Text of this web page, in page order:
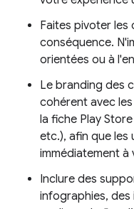
Faites pivoter les
conséquence.
orientées ou à
Le branding des
cohérent avec
la fiche Play
etc.), afin que les
immédiatement
Inclure des
infographies,